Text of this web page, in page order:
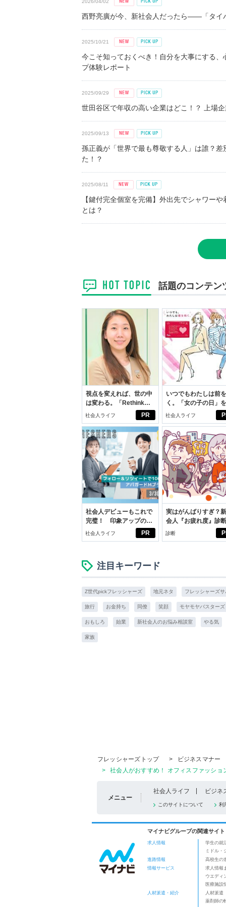
2026/04/02
西野亮廣が今、新社会人だったら――「タイ
2025/10/21
今こそ知っておくべき！自分を大事にする
プ体験レポート
2025/09/29
世田谷区で年収の高い企業はどこ！？ 上場
2025/09/13
孫正義が「世界で最も尊敬する人」は誰？
た！？
2025/08/11
【鍵付完全個室を完備】外出先でシャワー
とは？
話題のコンテン
PR
視点を変えれば、世の中
は変わる。「Rethink
PROJECT」がつたえた
社会人ライフ
いつでもわたしは前
く。「女の子の日」
向きに♪社会人エリ・
社会人ライフ
PR
社会人デビューもこれで
完璧！ 印象アップのセ
ルフプロデュース術
社会人ライフ
実はがんばりすぎ？
会人『お疲れ度』診断
診断
注目キーワード
Z世代pickフレッシャーズ 地元ネタ フレッシャーズ
旅行 お金持ち 同僚 笑顔 モヤモヤバスターズ
おもしろ 始業 新社会人のお悩み相談室 やる気
家族
フレッシャーズトップ >
ビジネスマナー
>
社会人がおすすめ！ オフィスファッシ
メニュー
社会人ライフ ビジネ
このサイトについて 利
マイナビグループの関連サイト
求人情報
学生の就
ミドル・
進路情報
高校生の
情報サービス
求人情報
ウエディ
医療施設
人材派遣・紹介
人材派遣
薬剤師の